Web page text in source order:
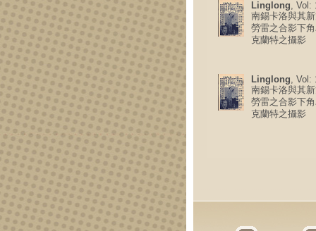
Linglong, Vol:
南錫卡洛與其
勞雷之合影下
克蘭特之攝影
Linglong, Vol:
南錫卡洛與其
勞雷之合影下
克蘭特之攝影